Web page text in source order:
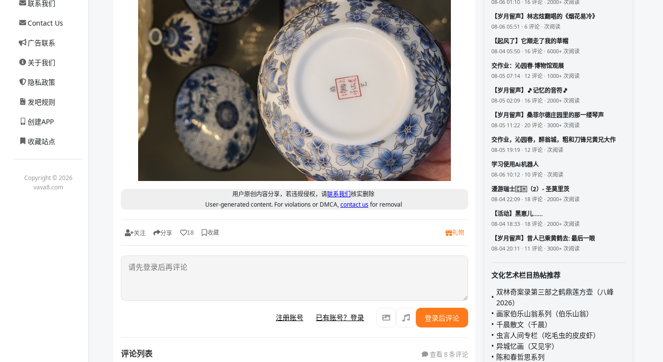
联系我们
Contact Us
广告联系
关于我们
隐私政策
发吧规则
创建APP
收藏站点
Copyright © 2026
vava8.com
用户原创内容分享，若违规侵权，请联系我们核实删除
User-generated content. For violations or DMCA,contact usfor removal
关注 分享 18 收藏 礼物
注册账号 已有账号？登录 登录后评论
评论列表 查看 8 条评论
08-06 01:10 · 16 评论 · 2000+ 次阅读
【岁月留声】林志炫翻唱的《烟花易冷》
08-06 05:51 · 6 评论 · 次阅读
【起风了】它顺走了我的草帽
08-04 05:50 · 16 评论 · 6000+ 次阅读
交作业：沁园春·博物馆观展
08-05 07:14 · 12 评论 · 1000+ 次阅读
【岁月留声】🎵记忆的音符🎵
08-05 02:09 · 16 评论 · 2000+ 次阅读
【岁月留声】桑菲尔德庄园里的那一缕琴声
08-05 11:22 · 20 评论 · 3000+ 次阅读
交作业，沁园春，醉翁城，粗和刀锋兄黄兄大作
08-05 19:19 · 12 评论 · 次阅读
学习使用Ai机器人
08-06 10:12 · 10 评论 · 次阅读
漫游瑞士🇨🇭（2）- 圣莫里茨
08-04 22:09 · 18 评论 · 2000+ 次阅读
【活动】黑崽儿……
08-04 18:33 · 18 评论 · 2000+ 次阅读
【岁月留声】昔人已乘黄鹤去: 最后一眼
08-04 20:11 · 11 评论 · 3000+ 次阅读
文化艺术栏目热帖推荐
双林奇案录第三部之鹤鼎莲方壶（八峰
2026）
画家伯乐山翁系列（伯乐山翁）
千晨散文（千晨）
虫言人间专栏（吃毛虫的皮皮虾）
异城忆画（又见宇）
陈和春哲思系列